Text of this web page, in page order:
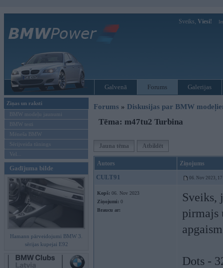
Sveiks, Viesi!
Galvenā Forums Galerijas
Ziņas un raksti
BMW modeļu jaunumi
BMW testi
Mēneša BMW
Sērijveida tūnings
Vel...
Gadījuma bilde
Hamann pārveidojumi BMW 3.
sērijas kupejai E92
Forums » Diskusijas par BMW
Tēma: m47tu2 Turbina
Jauna tēma Atbildēt
Autors Ziņojums
CULT91 06. Nov 2023,
Kopš: 06. Nov 2023
Ziņojumi: 0
Braucu ar:
Sveiks,
pirmajs
Dots -